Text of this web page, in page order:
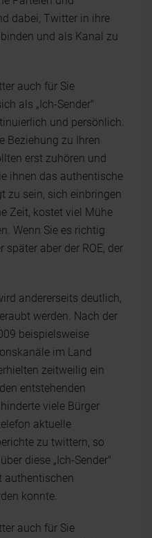
dabei, Twitter in ihre
und als Kanal zu
auch für Sie
als „Ich-Sender"
und persönlich.
Beziehung zu Ihren
erst zuhören und
ihnen das authentische
zu sein, sich einbringen
Zeit, kostet viel Mühe
Wenn Sie es richtig
aber der ROE, der
andererseits deutlich,
werden. Nach der
beispielsweise
im Land
zeitweilig ein
entstehenden
viele Bürger
aktuelle
zu twittern, so
diese „Ich-Sender"
authentischen
konnte.
auch für Sie